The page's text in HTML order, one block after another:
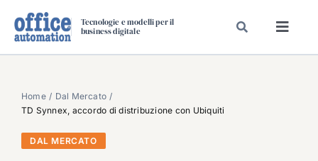
Tecnologie e modelli per il
business digitale
SPECIAL PAPER
TAVOLE ROTONDE DI REDAZIONE
DAL MERCATO
Home
Dal Mercato
TD Synnex, accordo di distribuzione con Ubiquiti
DAL MERCATO